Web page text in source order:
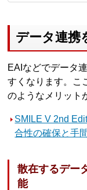
データ連携
EAIなどでデータ
すくなります。こ
のようなメリット
SMILE V 2nd
合性の確保と手
散在するデー
能